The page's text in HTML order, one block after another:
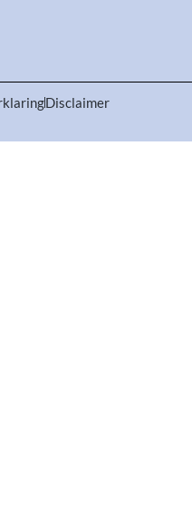
Disclaimer